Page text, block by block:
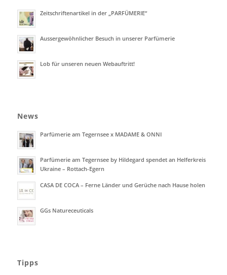
Zeitschriftenartikel in der „PARFÜMERIE“
Aussergewöhnlicher Besuch in unserer Parfümerie
Lob für unseren neuen Webauftritt!
News
Parfümerie am Tegernsee x MADAME & ONNI
Parfümerie am Tegernsee by Hildegard spendet an Helferkreis
Ukraine – Rottach-Egern
CASA DE COCA – Ferne Länder und Gerüche nach Hause holen
GGs Natureceuticals
Tipps